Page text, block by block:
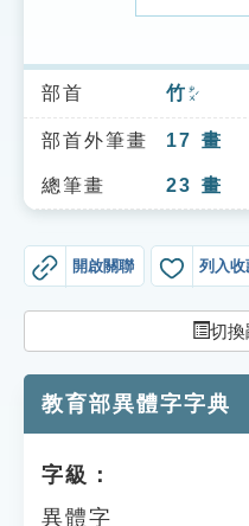
索引選單
知識索引
單字索引
貓頭鷹博士
部首 竹 ㄓㄨˊ
部首外筆畫 17 畫
總筆畫 23 畫
開啟關聯 列入收
切
教育部異體字字典
字級：
異體字